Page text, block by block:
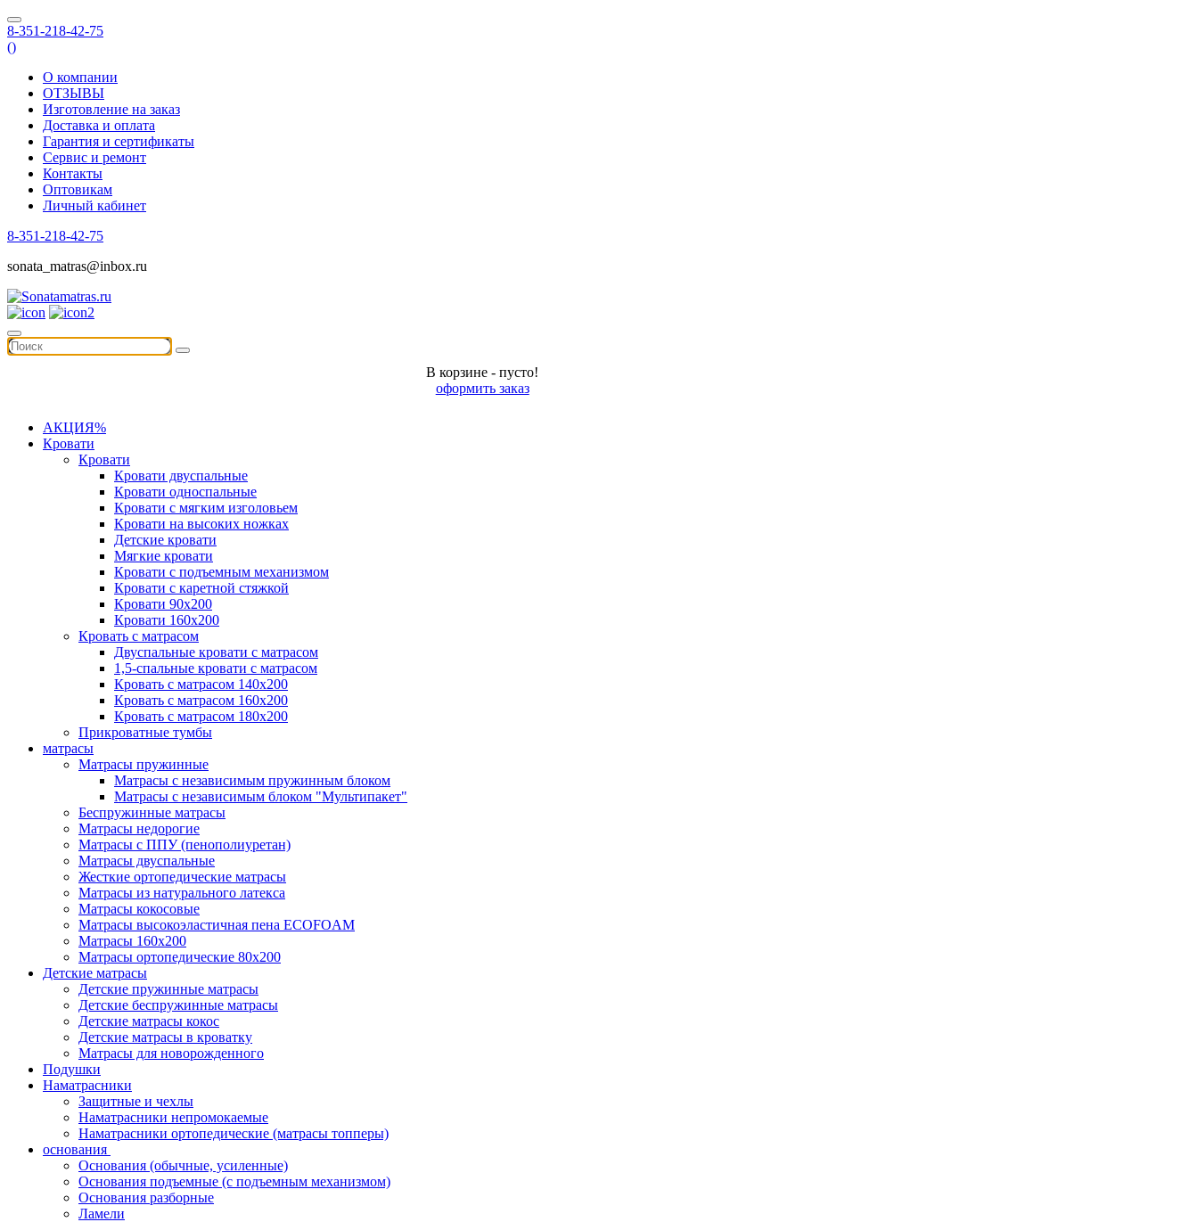
8-351-218-42-75
()
О компании
ОТЗЫВЫ
Изготовление на заказ
Доставка и оплата
Гарантия и сертификаты
Сервис и ремонт
Контакты
Оптовикам
Личный кабинет
8-351-218-42-75
sonata_matras@inbox.ru
В корзине - пусто!
оформить заказ
АКЦИЯ%
Кровати
Кровати
Кровати двуспальные
Кровати односпальные
Кровати с мягким изголовьем
Кровати на высоких ножках
Детские кровати
Мягкие кровати
Кровати с подъемным механизмом
Кровати с каретной стяжкой
Кровати 90х200
Кровати 160х200
Кровать с матрасом
Двуспальные кровати с матрасом
1,5-спальные кровати с матрасом
Кровать с матрасом 140х200
Кровать с матрасом 160х200
Кровать с матрасом 180х200
Прикроватные тумбы
матрасы
Матрасы пружинные
Матрасы с независимым пружинным блоком
Матрасы с независимым блоком "Мультипакет"
Беспружинные матрасы
Матрасы недорогие
Матрасы с ППУ (пенополиуретан)
Матрасы двуспальные
Жесткие ортопедические матрасы
Матрасы из натурального латекса
Матрасы кокосовые
Матрасы высокоэластичная пена ECOFOAM
Матрасы 160х200
Матрасы ортопедические 80х200
Детские матрасы
Детские пружинные матрасы
Детские беспружинные матрасы
Детские матрасы кокос
Детские матрасы в кроватку
Матрасы для новорожденного
Подушки
Наматрасники
Защитные и чехлы
Наматрасники непромокаемые
Наматрасники ортопедические (матрасы топперы)
основания
Основания (обычные, усиленные)
Основания подъемные (с подъемным механизмом)
Основания разборные
Ламели